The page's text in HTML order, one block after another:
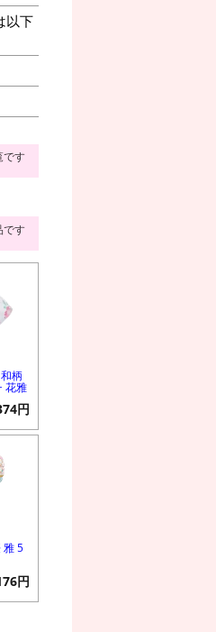
以下
です
です
柄
花雅
円
雅 5
円